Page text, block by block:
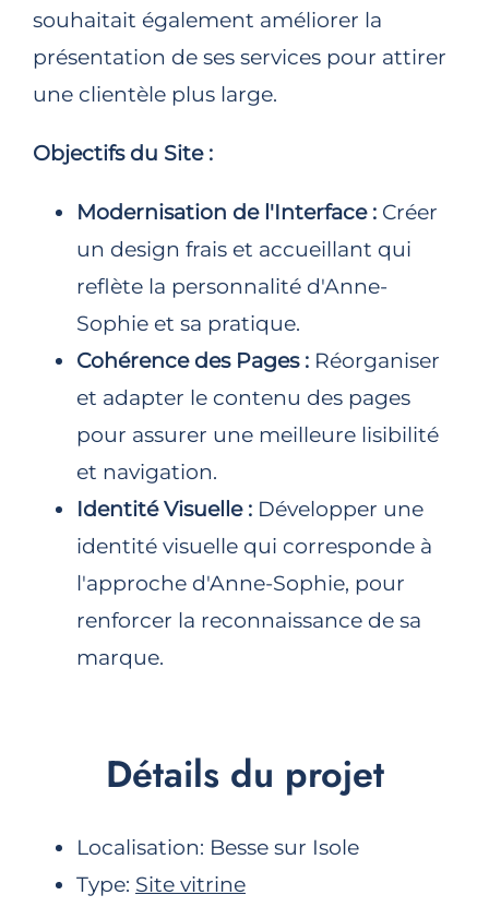
souhaitait également améliorer la
présentation de ses services pour attirer
une clientèle plus large.
Objectifs du Site :
Modernisation de l'Interface :Créer
un design frais et accueillant qui
reflète la personnalité d'Anne-
Sophie et sa pratique.
Cohérence des Pages :Réorganiser
et adapter le contenu des pages
pour assurer une meilleure lisibilité
et navigation.
Identité Visuelle :Développer une
identité visuelle qui corresponde à
l'approche d'Anne-Sophie, pour
renforcer la reconnaissance de sa
marque.
Détails du projet
Localisation: Besse sur Isole
Type: Site vitrine